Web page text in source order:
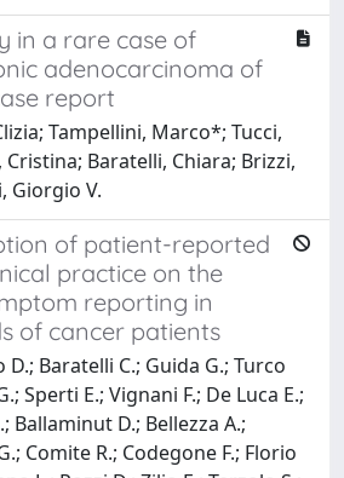
in a rare case of
adenocarcinoma of
report
Tampellini, Marco*; Tucci,
Baratelli, Chiara; Brizzi,
Giorgio V.
of patient-reported
practice on the
reporting in
of cancer patients
Baratelli C.; Guida G.; Turco
Sperti E.; Vignani F.; De Luca E.;
Ballaminut D.; Bellezza A.;
Comite R.; Codegone F.; Florio